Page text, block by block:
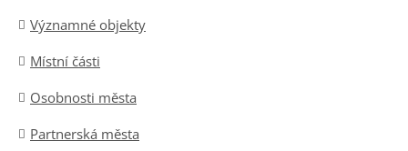
Významné objekty
Místní části
Osobnosti města
Partnerská města